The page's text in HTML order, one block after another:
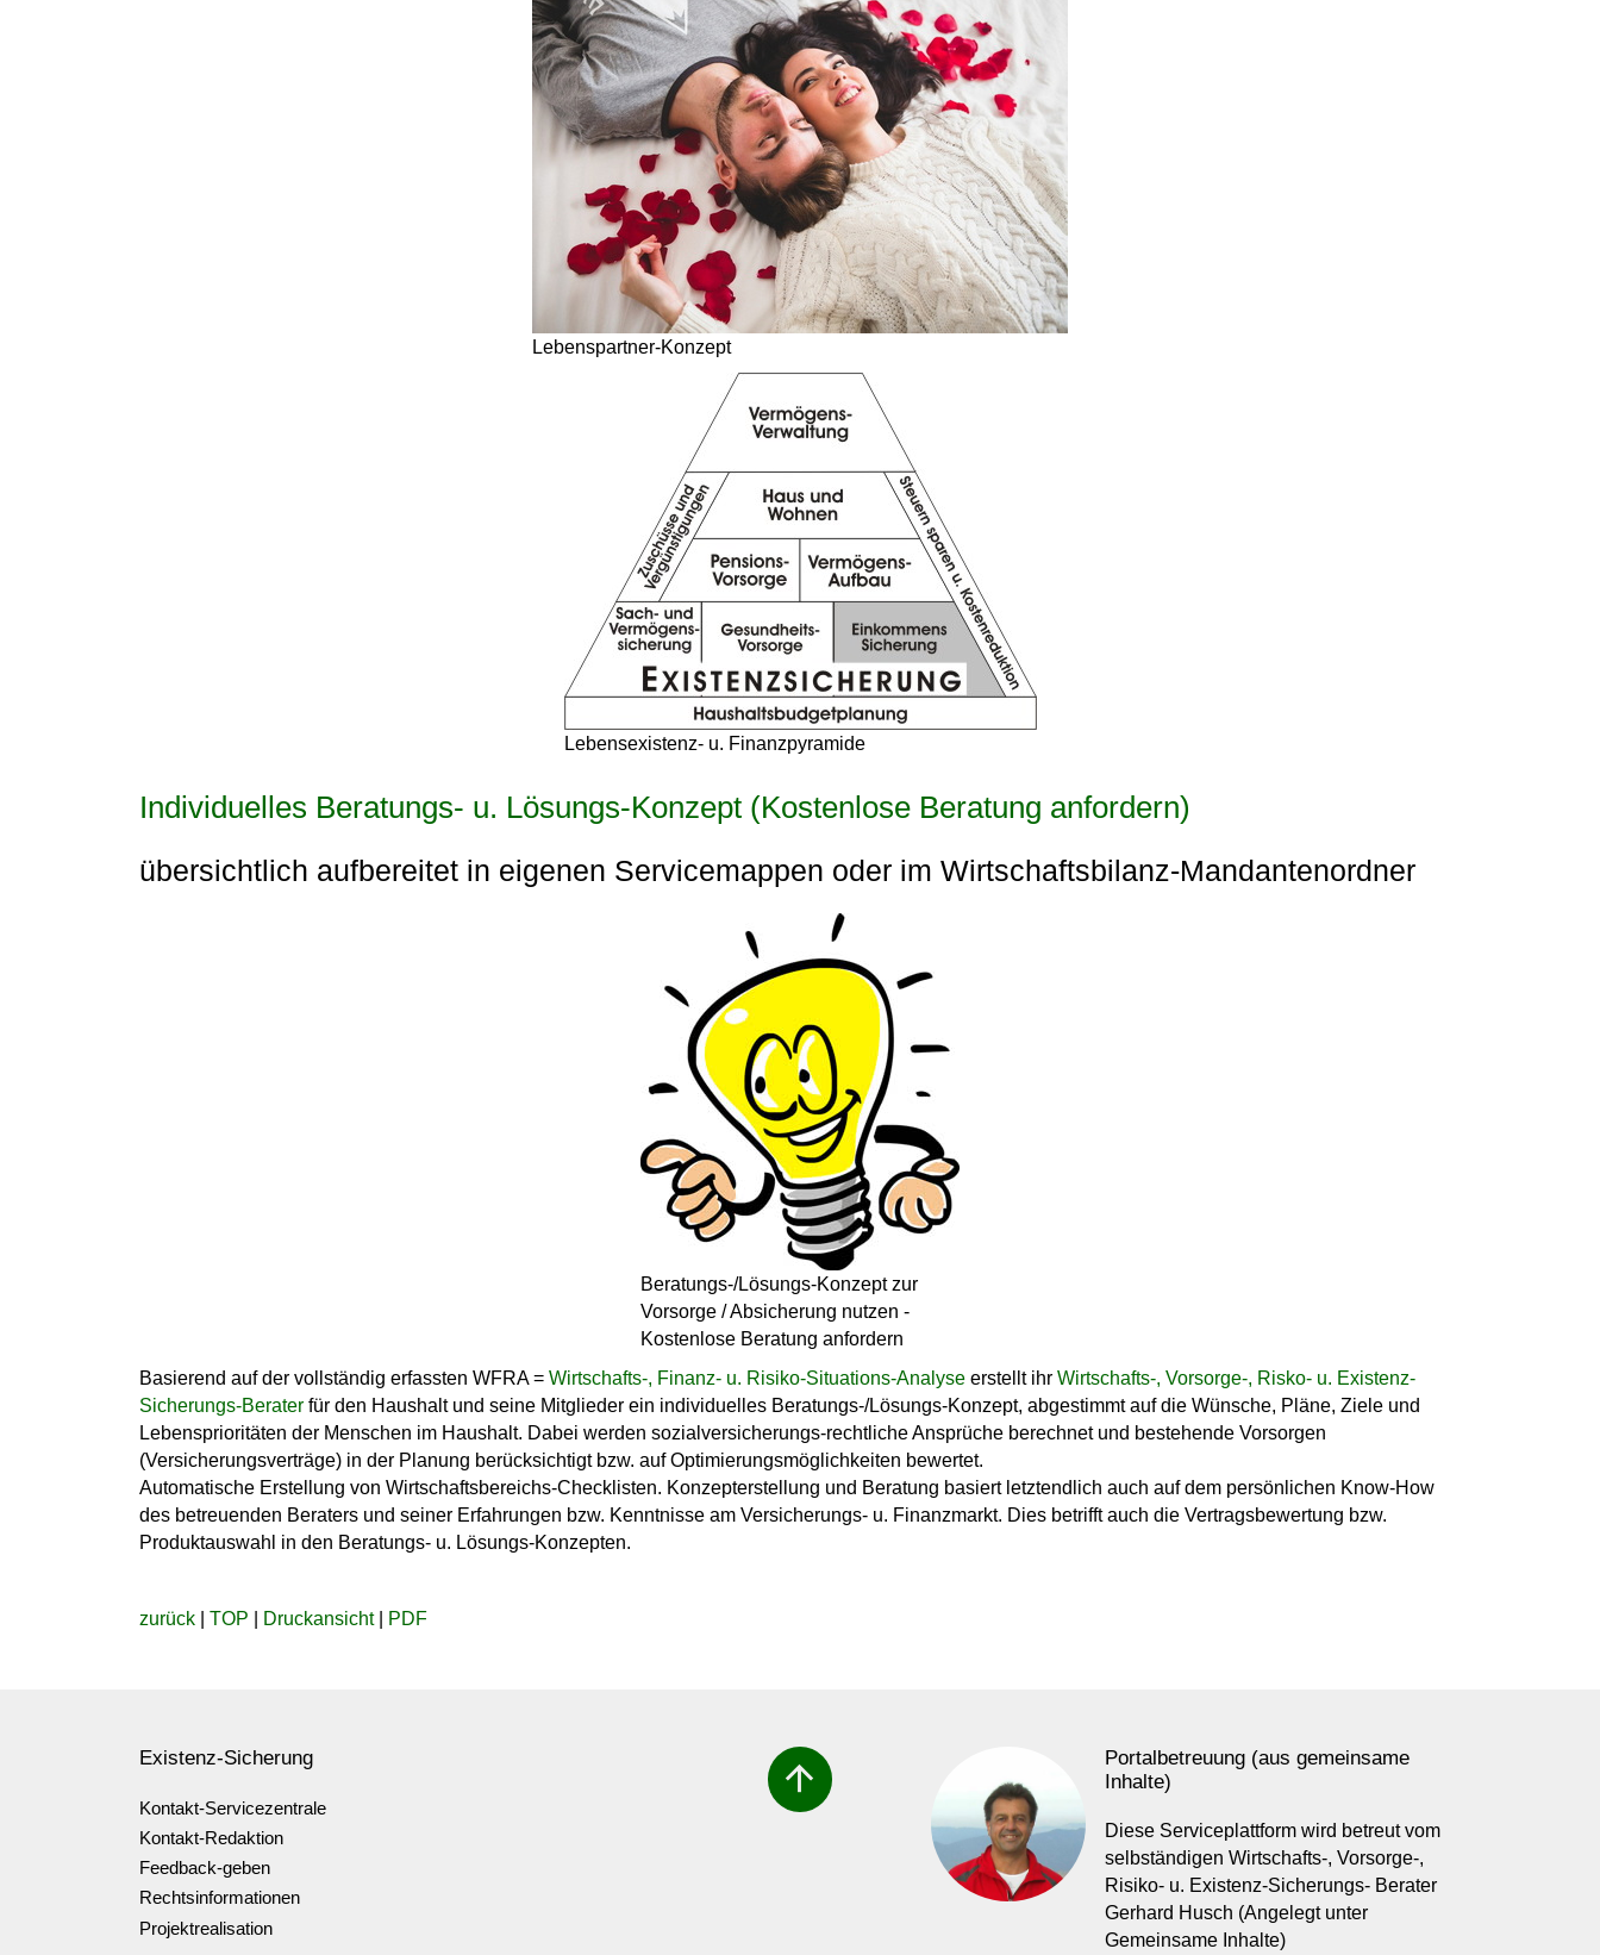
Lebenspartner-Konzept
Lebensexistenz- u. Finanzpyramide
Individuelles Beratungs- u. Lösungs-Konzept (Kostenlose Beratung anfordern)
übersichtlich aufbereitet in eigenen Servicemappen oder im Wirtschaftsbilanz-Mandantenordner
Beratungs-/Lösungs-Konzept zur
Vorsorge / Absicherung nutzen -
Kostenlose Beratung anfordern
Basierend auf der vollständig erfassten WFRA = Wirtschafts-, Finanz- u. Risiko-Situations-Analyse erstellt ihr Wirtschafts-, Vorsorge-, Risko- u. Existenz-
Sicherungs-Berater für den Haushalt und seine Mitglieder ein individuelles Beratungs-/Lösungs-Konzept, abgestimmt auf die Wünsche, Pläne, Ziele und
Lebensprioritäten der Menschen im Haushalt. Dabei werden sozialversicherungs-rechtliche Ansprüche berechnet und bestehende Vorsorgen
(Versicherungsverträge) in der Planung berücksichtigt bzw. auf Optimierungsmöglichkeiten bewertet.
Automatische Erstellung von Wirtschaftsbereichs-Checklisten. Konzepterstellung und Beratung basiert letztendlich auch auf dem persönlichen Know-How
des betreuenden Beraters und seiner Erfahrungen bzw. Kenntnisse am Versicherungs- u. Finanzmarkt. Dies betrifft auch die Vertragsbewertung bzw.
Produktauswahl in den Beratungs- u. Lösungs-Konzepten.
zurück TOP Druckansicht| PDF
arrow_upward
Portalbetreuung (aus gemeinsame
Inhalte)
Diese Serviceplattform wird betreut vom
selbständigen Wirtschafts-, Vorsorge-,
Risiko- u. Existenz-Sicherungs- Berater
Gerhard Husch (Angelegt unter
Gemeinsame Inhalte)
Existenz-Sicherung
Kontakt-Servicezentrale
Kontakt-Redaktion
Feedback-geben
Rechtsinformationen
Projektrealisation